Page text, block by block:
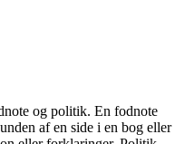
og politik. En fodnote
af en side i en bog eller